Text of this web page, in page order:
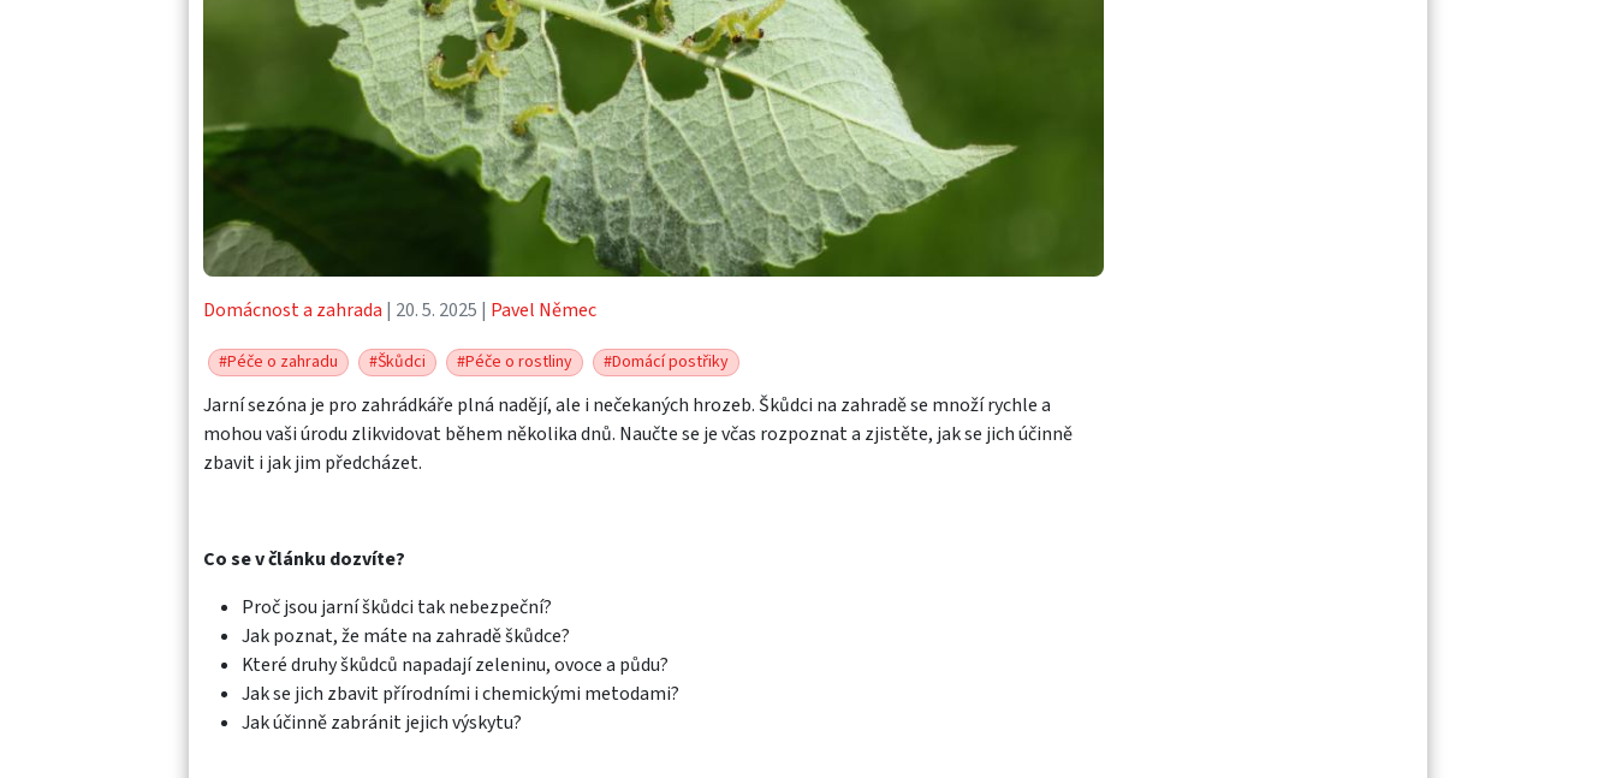
Domácnost a zahrada | 20. 5. 2025 | Pavel Němec
#Péče o zahradu #Škůdci #Péče o rostliny #Domácí postřiky
Jarní sezóna je pro zahrádkáře plná nadějí, ale i nečekaných hrozeb. Škůdci na zahradě se množí rychle a
mohou vaši úrodu zlikvidovat během několika dnů. Naučte se je včas rozpoznat a zjistěte, jak se jich účinně
zbavit i jak jim předcházet.
Co se v článku dozvíte?
Proč jsou jarní škůdci tak nebezpeční?
Jak poznat, že máte na zahradě škůdce?
Které druhy škůdců napadají zeleninu, ovoce a půdu?
Jak se jich zbavit přírodními i chemickými metodami?
Jak účinně zabránit jejich výskytu?